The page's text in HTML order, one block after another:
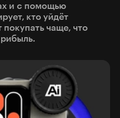
и с помощью
кто уйдёт
покупать чаще, что